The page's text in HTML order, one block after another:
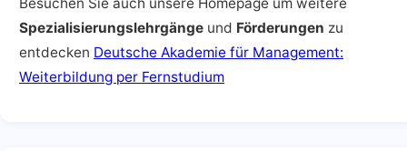
Spezialisierungslehrgänge und Förderungen zu
entdecken Deutsche Akademie für Management:
Weiterbildung per Fernstudium